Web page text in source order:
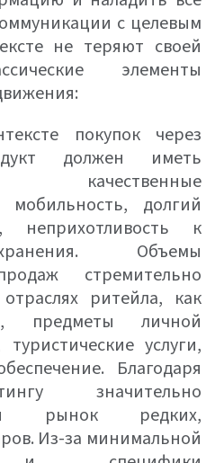
с целевым
не теряют своей
элементы
покупок через
должен иметь
качественные
мобильность, долгий
неприхотливость к
Объемы
стремительно
ритейла, как
предметы личной
услуги,
Благодаря
значительно
рынок редких,
Из-за минимальной